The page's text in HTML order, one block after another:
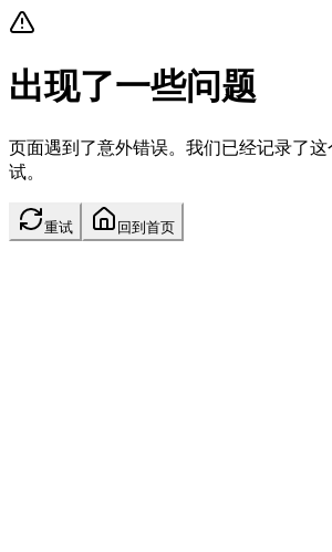
出现了一些问题
页面遇到了意外错误。我们已经记录了
试。
重试 回到首页